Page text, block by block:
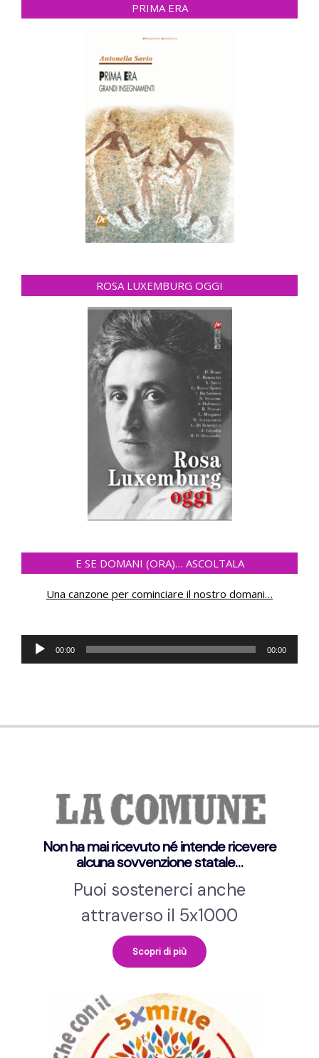
PRIMA ERA
ROSA LUXEMBURG OGGI
E SE DOMANI (ORA)… ASCOLTALA
Una canzone per cominciare il nostro domani…
Audio
Player
00:00 00:00
Non ha mai ricevuto né intende ricevere
alcuna sovvenzione statale…
Puoi sostenerci anche
attraverso il 5x1000
Scopri di più